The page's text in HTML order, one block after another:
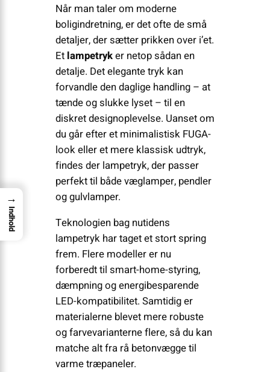
Når man taler om moderne
boligindretning, er det ofte de små
detaljer, der sætter prikken over i’et.
Et lampetryker netop sådan en
detalje. Det elegante tryk kan
forvandle den daglige handling – at
tænde og slukke lyset – til en
diskret designoplevelse. Uanset om
du går efter et minimalistisk FUGA-
look eller et mere klassisk udtryk,
findes der lampetryk, der passer
perfekt til både væglamper, pendler
og gulvlamper.
Teknologien bag nutidens
lampetryk har taget et stort spring
frem. Flere modeller er nu
forberedt til smart-home-styring,
dæmpning og energibesparende
LED-kompatibilitet. Samtidig er
materialerne blevet mere robuste
og farvevarianterne flere, så du kan
matche alt fra rå betonvægge til
varme træpaneler.
→
Indhold